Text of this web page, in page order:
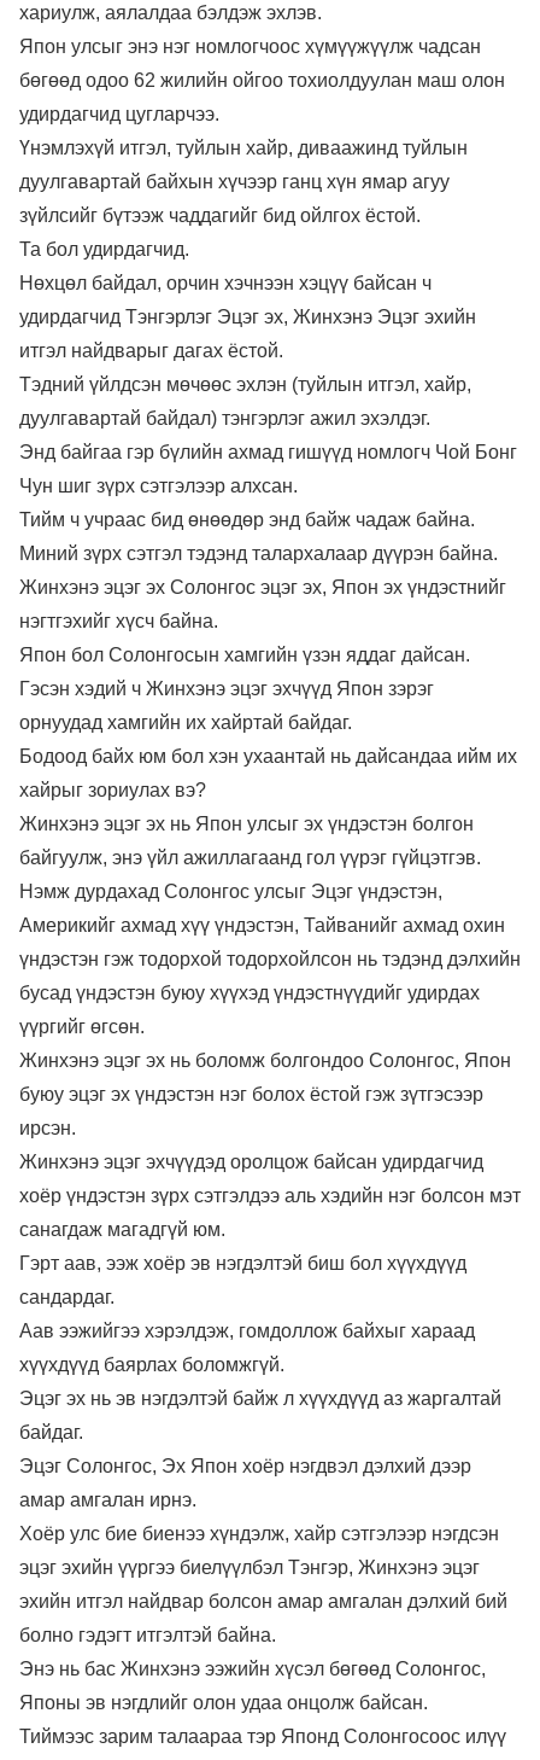
хариулж, аялалдаа бэлдэж эхлэв.
Япон улсыг энэ нэг номлогчоос хүмүүжүүлж чадсан
бөгөөд одоо 62 жилийн ойгоо тохиолдуулан маш олон
удирдагчид цугларчээ.
Үнэмлэхүй итгэл, туйлын хайр, диваажинд туйлын
дуулгавартай байхын хүчээр ганц хүн ямар агуу
зүйлсийг бүтээж чаддагийг бид ойлгох ёстой.
Та бол удирдагчид.
Нөхцөл байдал, орчин хэчнээн хэцүү байсан ч
удирдагчид Тэнгэрлэг Эцэг эх, Жинхэнэ Эцэг эхийн
итгэл найдварыг дагах ёстой.
Тэдний үйлдсэн мөчөөс эхлэн (туйлын итгэл, хайр,
дуулгавартай байдал) тэнгэрлэг ажил эхэлдэг.
Энд байгаа гэр бүлийн ахмад гишүүд номлогч Чой Бонг
Чун шиг зүрх сэтгэлээр алхсан.
Тийм ч учраас бид өнөөдөр энд байж чадаж байна.
Миний зүрх сэтгэл тэдэнд талархалаар дүүрэн байна.
Жинхэнэ эцэг эх Солонгос эцэг эх, Япон эх үндэстнийг
нэгтгэхийг хүсч байна.
Япон бол Солонгосын хамгийн үзэн яддаг дайсан.
Гэсэн хэдий ч Жинхэнэ эцэг эхчүүд Япон зэрэг
орнуудад хамгийн их хайртай байдаг.
Бодоод байх юм бол хэн ухаантай нь дайсандаа ийм их
хайрыг зориулах вэ?
Жинхэнэ эцэг эх нь Япон улсыг эх үндэстэн болгон
байгуулж, энэ үйл ажиллагаанд гол үүрэг гүйцэтгэв.
Нэмж дурдахад Солонгос улсыг Эцэг үндэстэн,
Америкийг ахмад хүү үндэстэн, Тайванийг ахмад охин
үндэстэн гэж тодорхой тодорхойлсон нь тэдэнд дэлхийн
бусад үндэстэн буюу хүүхэд үндэстнүүдийг удирдах
үүргийг өгсөн.
Жинхэнэ эцэг эх нь боломж болгондоо Солонгос, Япон
буюу эцэг эх үндэстэн нэг болох ёстой гэж зүтгэсээр
ирсэн.
Жинхэнэ эцэг эхчүүдэд оролцож байсан удирдагчид
хоёр үндэстэн зүрх сэтгэлдээ аль хэдийн нэг болсон мэт
санагдаж магадгүй юм.
Гэрт аав, ээж хоёр эв нэгдэлтэй биш бол хүүхдүүд
сандардаг.
Аав ээжийгээ хэрэлдэж, гомдоллож байхыг хараад
хүүхдүүд баярлах боломжгүй.
Эцэг эх нь эв нэгдэлтэй байж л хүүхдүүд аз жаргалтай
байдаг.
Эцэг Солонгос, Эх Япон хоёр нэгдвэл дэлхий дээр
амар амгалан ирнэ.
Хоёр улс бие биенээ хүндэлж, хайр сэтгэлээр нэгдсэн
эцэг эхийн үүргээ биелүүлбэл Тэнгэр, Жинхэнэ эцэг
эхийн итгэл найдвар болсон амар амгалан дэлхий бий
болно гэдэгт итгэлтэй байна.
Энэ нь бас Жинхэнэ ээжийн хүсэл бөгөөд Солонгос,
Японы эв нэгдлийг олон удаа онцолж байсан.
Тиймээс зарим талаараа тэр Японд Солонгосоос илүү